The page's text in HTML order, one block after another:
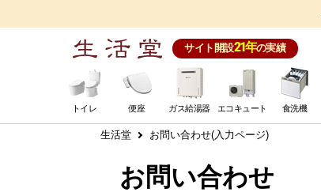
サイト開設21年の実績
トイレ 便座 ガス給湯器 エコキュート 食洗機
生活堂 お問い合わせ(入力ページ)
お問い合わせ